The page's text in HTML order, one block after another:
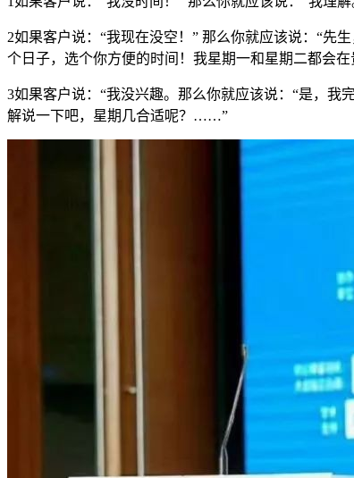
2如果客户说：“我现在没空！” 那么你就应该说：“先
个日子，选个你方便的时间！我星期一和星期二都会
3如果客户说：“我没兴趣。那么你就应该说：“是，
解说一下吧，星期几合适呢？……”